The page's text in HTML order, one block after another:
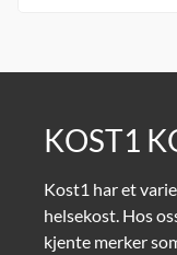
KOST1
Kost1 har et
helsekost. Hos
kjente merker